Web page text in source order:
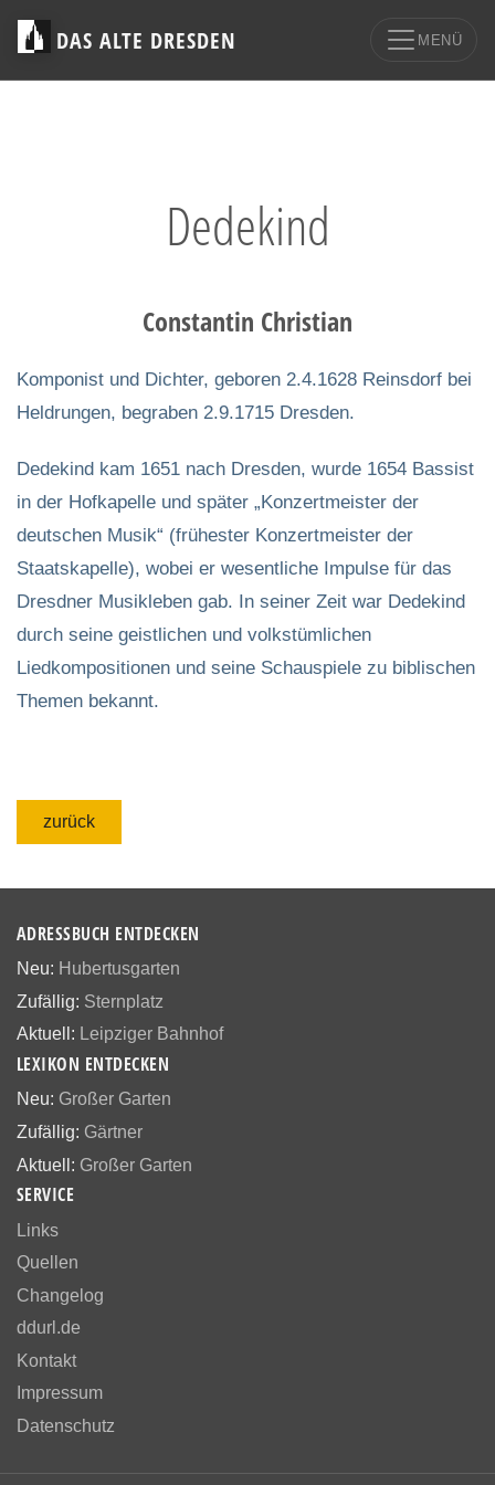
DAS ALTE DRESDEN MENÜ
Dedekind
Constantin Christian
Komponist und Dichter, geboren 2.4.1628 Reinsdorf bei
Heldrungen, begraben 2.9.1715 Dresden.
Dedekind kam 1651 nach Dresden, wurde 1654 Bassist
in der Hofkapelle und später „Konzertmeister der
deutschen Musik“ (frühester Konzertmeister der
Staatskapelle), wobei er wesentliche Impulse für das
Dresdner Musikleben gab. In seiner Zeit war Dedekind
durch seine geistlichen und volkstümlichen
Liedkompositionen und seine Schauspiele zu biblischen
Themen bekannt.
zurück
ADRESSBUCH ENTDECKEN
Neu: Hubertusgarten
Zufällig: Sternplatz
Aktuell: Leipziger Bahnhof
LEXIKON ENTDECKEN
Neu: Großer Garten
Zufällig: Gärtner
Aktuell: Großer Garten
SERVICE
Links
Quellen
Changelog
ddurl.de
Kontakt
Impressum
Datenschutz